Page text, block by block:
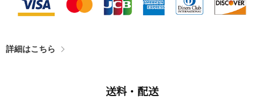
詳細はこちら
送料・配送